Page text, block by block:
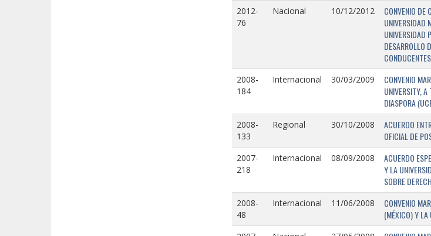
2012-
76
Nacional 10/12/2012
CONVENIO DE
UNIVERSIDAD
UNIVERSIDAD
DESARROLLO
2008-
184
Internacional 30/03/2009
CONVENIO
UNIVERSITY,
DIASPORA
2008-
133
Regional 30/10/2008
ACUERDO
OFICIAL DE
2007-
218
Internacional 08/09/2008
ACUERDO
Y LA
SOBRE
2008-
48
Internacional 11/06/2008
CONVENIO
(MÉXICO) Y LA